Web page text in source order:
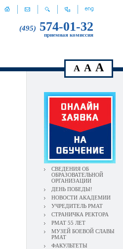
(495) 574-01-32
приемная комиссия
A A A
СВЕДЕНИЯ ОБ
ОБРАЗОВАТЕЛЬНОЙ
ОРГАНИЗАЦИИ
ДЕНЬ ПОБЕДЫ!
НОВОСТИ АКАДЕМИИ
УЧРЕДИТЕЛЬ РМАТ
СТРАНИЧКА РЕКТОРА
РМАТ 55 ЛЕТ
МУЗЕЙ БОЕВОЙ СЛАВЫ
РМАТ
ФАКУЛЬТЕТЫ